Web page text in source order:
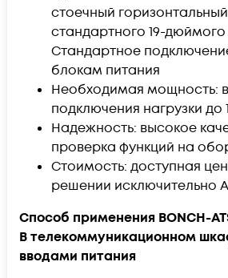
стоечный
стандартного 19-
Стандартное
блокам питания
Необходимая мощность:
подключения нагрузки до
Надежность: высокое
проверка функций на
Стоимость: доступная
решении исключительно
Способ применения BONCH-
В телекоммуникационном
вводами питания